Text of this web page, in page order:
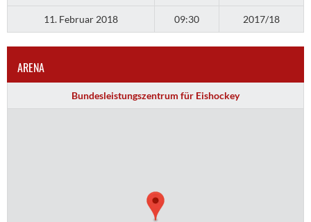
11. Februar 2018 09:30 2017/18
ARENA
Bundesleistungszentrum für Eishockey